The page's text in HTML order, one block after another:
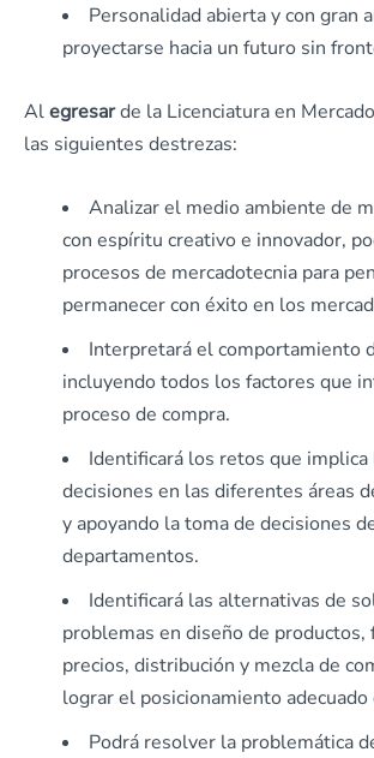
Personalidad abierta y con gran
proyectarse hacia un futuro sin
Alegresarde la Licenciatura en
las siguientes destrezas:
Analizar el medio ambiente de
con espíritu creativo e innovador,
procesos de mercadotecnia para
permanecer con éxito en los
Interpretará el comportamiento
incluyendo todos los factores que
proceso de compra.
Identificará los retos que implica
decisiones en las diferentes áreas
y apoyando la toma de decisiones
departamentos.
Identificará las alternativas de
problemas en diseño de productos,
precios, distribución y mezcla de
lograr el posicionamiento adecuado
Podrá resolver la problemática